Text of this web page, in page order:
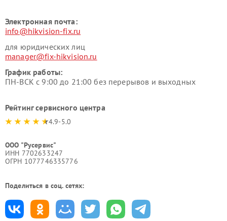
Электронная почта:
info@hikvision-fix.ru
для юридических лиц
manager@fix-hikvision.ru
График работы:
ПН-ВСК с 9:00 до 21:00 без перерывов и выходных
Рейтинг сервисного центра
4.9-5.0
ООО "Русервис"
ИНН 7702633247
ОГРН 1077746335776
Поделиться в соц. сетях: